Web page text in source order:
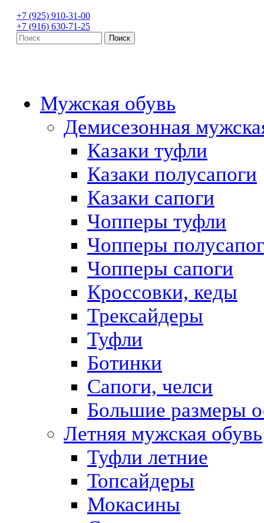
+7 (925) 910-31-00
+7 (916) 630-71-25
Мужская обувь
Демисезонная
Казаки туфли
Казаки полусапоги
Казаки сапоги
Чопперы туфли
Чопперы
Чопперы сапоги
Кроссовки, кеды
Трексайдеры
Туфли
Ботинки
Сапоги, челси
Большие размеры
Летняя мужская обувь
Туфли летние
Топсайдеры
Мокасины